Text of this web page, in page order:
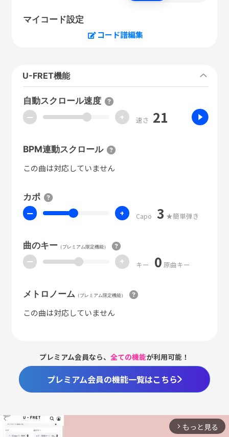
マイコード設定
コード譜編集
U-FRET機能
自動スクロール速度
ー + 速さ 21
BPM連動スクロール
この曲は対応していません
カポ
ー + Capo 3 ★簡単弾き
曲のキー（プレミアム限定機能）
ー + キー 0 原曲キー
メトロノーム （プレミアム限定機能）
この曲は対応していません
プレミアム会員なら、全ての機能が利用可能！
プレミアム会員の機能一覧はこちら
arrow_forward_ios もっと見る